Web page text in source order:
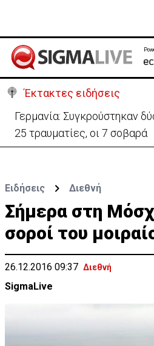
Έκτακτες ειδήσεις
Γερμανία: Συγκρούστηκαν
25 τραυματίες, οι 7 σοβαρά
Ειδήσεις Διεθνή
Σήμερα στη
σοροί του
26.12.2016 09:37 Διεθνή
SigmaLive